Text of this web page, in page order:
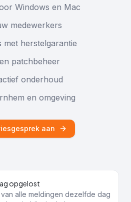
Windows en Mac
medewerkers
met herstelgarantie
patchbeheer
onderhoud
en omgeving
aan
opgelost
alle meldingen dezelfde dag